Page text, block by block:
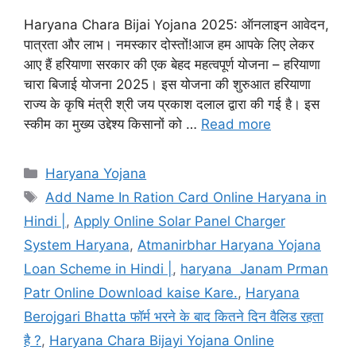
Haryana Chara Bijai Yojana 2025: ऑनलाइन आवेदन,
पात्रता और लाभ। नमस्कार दोस्तों!आज हम आपके लिए लेकर
आए हैं हरियाणा सरकार की एक बेहद महत्वपूर्ण योजना – हरियाणा
चारा बिजाई योजना 2025। इस योजना की शुरुआत हरियाणा
राज्य के कृषि मंत्री श्री जय प्रकाश दलाल द्वारा की गई है। इस
स्कीम का मुख्य उद्देश्य किसानों को … Read more
Categories
Haryana Yojana
Tags
Add Name In Ration Card Online Haryana in
Hindi | , Apply Online Solar Panel Charger
System Haryana, Atmanirbhar Haryana Yojana
Loan Scheme in Hindi | , haryana Janam Prman
Patr Online Download kaise Kare., Haryana
Berojgari Bhatta फॉर्म भरने के बाद कितने दिन वैलिड रहता
है ?, Haryana Chara Bijayi Yojana Online